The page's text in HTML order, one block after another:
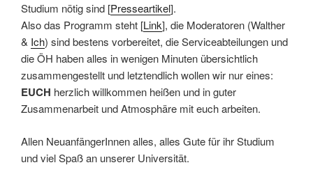
Studium nötig sind [Presseartikel].
Also das Programm steht [Link], die Moderatoren (Walther
& Ich) sind bestens vorbereitet, die Serviceabteilungen und
die ÖH haben alles in wenigen Minuten übersichtlich
zusammengestellt und letztendlich wollen wir nur eines:
EUCH herzlich willkommen heißen und in guter
Zusammenarbeit und Atmosphäre mit euch arbeiten.
Allen NeuanfängerInnen alles, alles Gute für ihr Studium
und viel Spaß an unserer Universität.